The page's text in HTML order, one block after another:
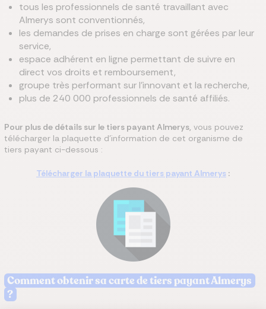
tous les professionnels de santé travaillant avec
Almerys sont conventionnés,
les demandes de prises en charge sont gérées par leur
service,
espace adhérent en ligne permettant de suivre en
direct vos droits et remboursement,
groupe très performant sur l'innovant et la recherche,
plus de 240 000 professionnels de santé affiliés.
Pour plus de détails sur le tiers payant Almerys, vous pouvez
télécharger la plaquette d'information de cet organisme de
tiers payant ci-dessous :
Télécharger la plaquette du tiers payant Almerys :
Comment obtenir sa carte de tiers payant Almerys
?